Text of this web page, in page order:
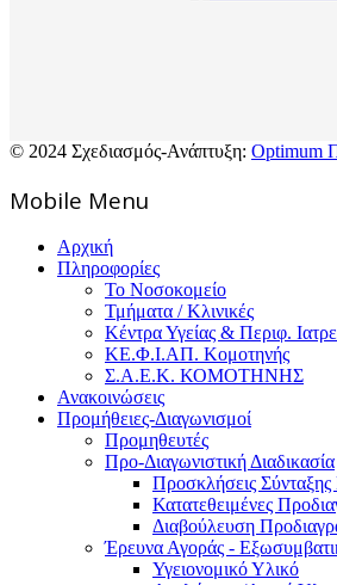
© 2024 Σχεδιασμός-Ανάπτυξη: Optimum
Mοbile Menu
Αρχική
Πληροφορίες
Το Νοσοκομείο
Τμήματα / Κλινικές
Κέντρα Υγείας & Περιφ.
ΚΕ.Φ.Ι.ΑΠ. Κομοτηνής
Σ.Α.Ε.Κ. ΚΟΜΟΤΗΝΗΣ
Ανακοινώσεις
Προμήθειες-Διαγωνισμοί
Προμηθευτές
Προ-Διαγωνιστική Διαδικασία
Προσκλήσεις
Κατατεθειμένες
Διαβούλευση
Έρευνα Αγοράς -
Υγειονομικό Υλικό